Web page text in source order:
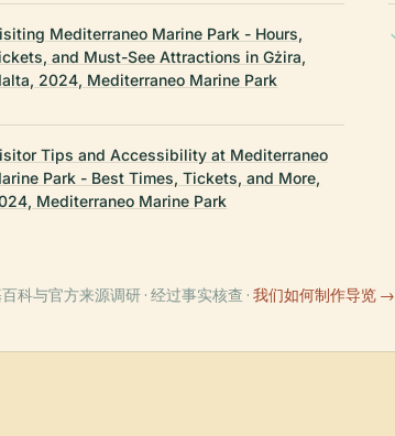
Mediterraneo Marine Park - Hours,
and Must-See Attractions in Gżira,
2024, Mediterraneo Marine Park
Tips and Accessibility at Mediterraneo
Park - Best Times, Tickets, and More,
Mediterraneo Marine Park
科与官方来源调研 · 经过事实核查 · 我们如何制作导览 →